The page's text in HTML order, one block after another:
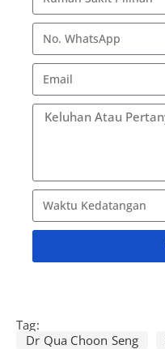
e
Tag:
Dr Qua Choon Seng